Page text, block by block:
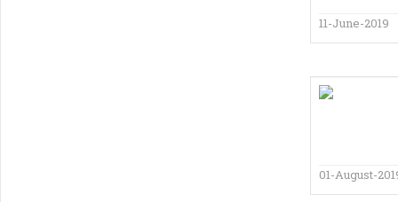
11-June-2019
01-August-